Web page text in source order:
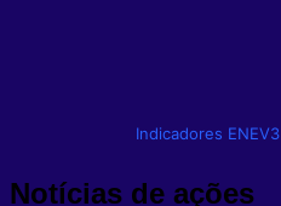
Indicadores ENEV3
Notícias de ações